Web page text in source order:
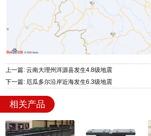
上一篇: 云南大理州洱源县发生4.8级地震
下一篇: 厄瓜多尔沿岸近海发生6.3级地震
相关产品